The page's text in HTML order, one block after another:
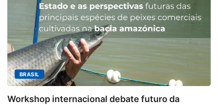
da
MINAS GERAIS
Aberto o credenciamento de